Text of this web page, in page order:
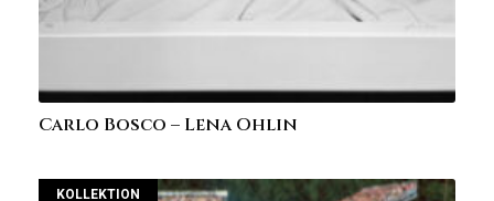
Carlo Bosco – Lena Ohlin
KOLLEKTION